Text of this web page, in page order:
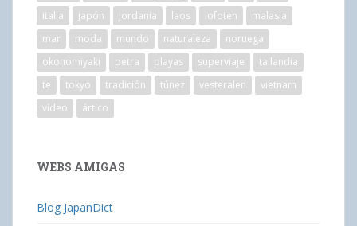
italia
japón jordania laos lofoten
malasia
mar
moda mundo naturaleza
noruega
okonomiyaki
petra playas superviaje
tailandia
te
tokyo tradición túnez vesteralen
vietnam
vídeo
ártico
WEBS AMIGAS
Blog JapanDict